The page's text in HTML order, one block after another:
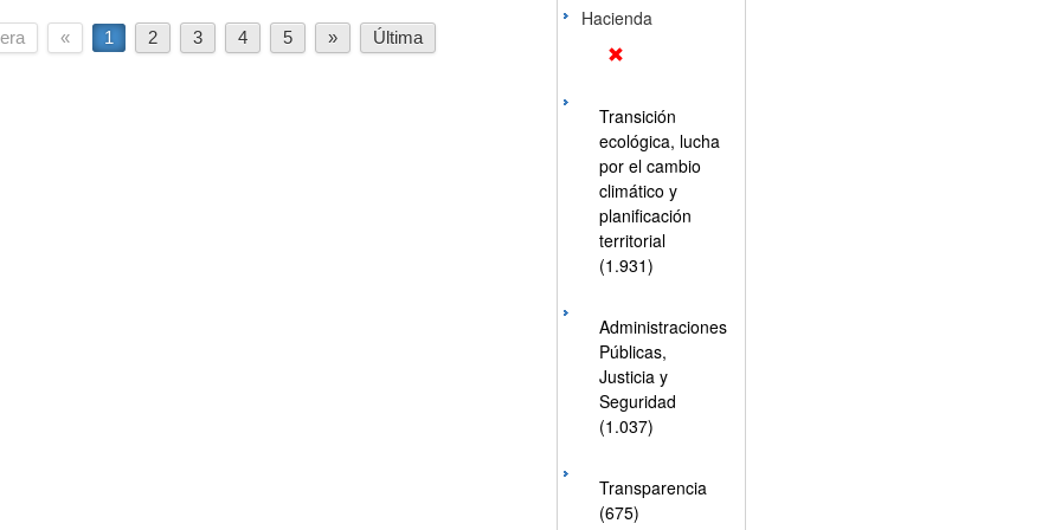
« 1 2 3 4 5 » Última
Hacienda
Transición
ecológica, lucha
por el cambio
climático y
planificación
territorial
(1.931)
Administraciones
Públicas,
Justicia y
Seguridad
(1.037)
Transparencia
(675)